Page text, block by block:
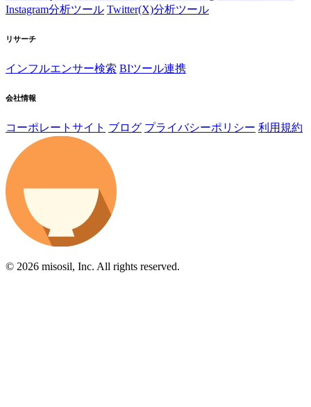
Instagram分析ツール Twitter(X)分析ツール
リサーチ
インフルエンサー検索 BIツール連携
会社情報
コーポレートサイト ブログ プライバシーポリシー 利用規約
© 2026 misosil, Inc. All rights reserved.